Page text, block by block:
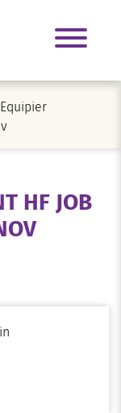
Equipier
HF JOB